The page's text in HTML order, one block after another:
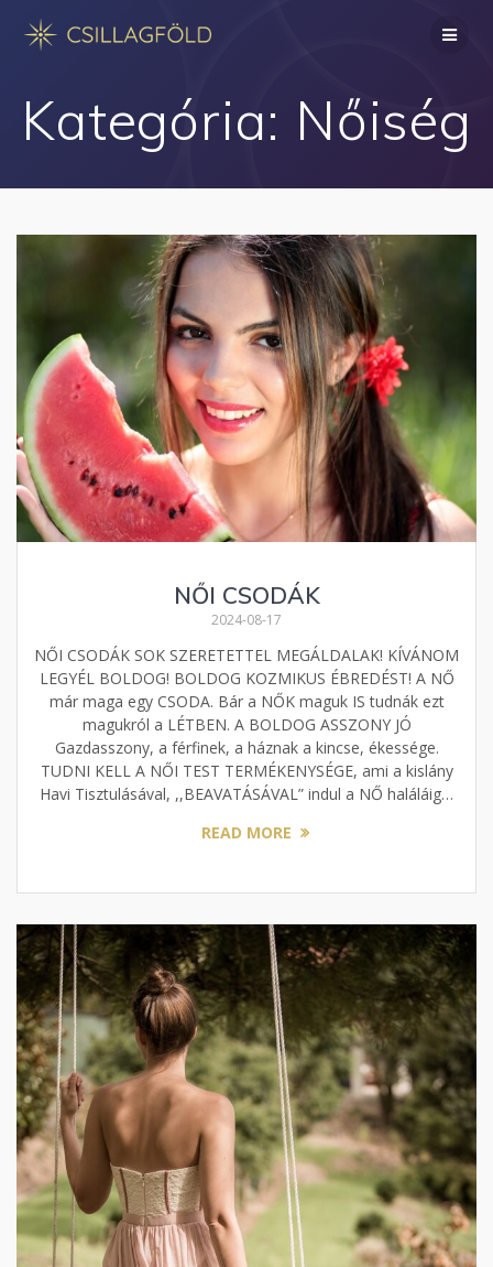
Kategória: Nőiség
NŐI CSODÁK
2024-08-17
NŐI CSODÁK SOK SZERETETTEL MEGÁLDALAK! KÍVÁNOM
LEGYÉL BOLDOG! BOLDOG KOZMIKUS ÉBREDÉST! A NŐ
már maga egy CSODA. Bár a NŐK maguk IS tudnák ezt
magukról a LÉTBEN. A BOLDOG ASSZONY JÓ
Gazdasszony, a férfinek, a háznak a kincse, ékessége.
TUDNI KELL A NŐI TEST TERMÉKENYSÉGE, ami a kislány
Havi Tisztulásával, ,,BEAVATÁSÁVAL” indul a NŐ haláláig…
READ MORE